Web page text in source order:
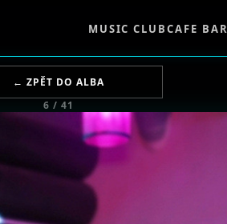
MUSIC CLUBCAFE BAR
← ZPĚT DO ALBA
6 / 41